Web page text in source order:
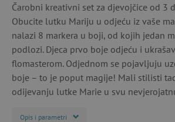
Čarobni kreativni set za djevojčice od 3
Obucite lutku Mariju u odjeću iz vaše
nalazi 8 markera u boji, od kojih jedan
podlozi. Djeca prvo boje odjeću i
flomasterom. Odjednom se pojavljuju
boje – to je poput magije! Mali stilisti
odijevanju lutke Marie u svu
Opis i parametri